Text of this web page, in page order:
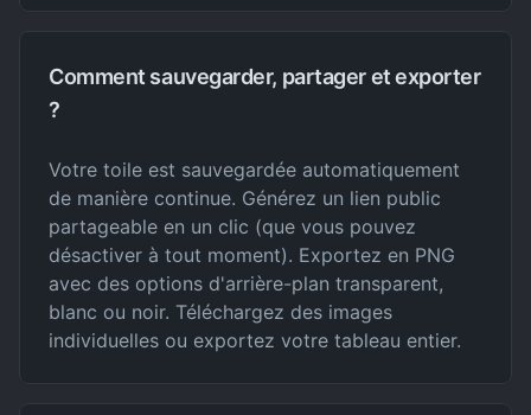
Comment sauvegarder, partager et exporter
?
Votre toile est sauvegardée automatiquement
de manière continue. Générez un lien public
partageable en un clic (que vous pouvez
désactiver à tout moment). Exportez en PNG
avec des options d'arrière-plan transparent,
blanc ou noir. Téléchargez des images
individuelles ou exportez votre tableau entier.